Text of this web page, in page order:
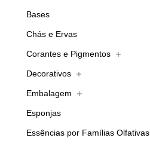
Bases
Chás e Ervas
Corantes e Pigmentos
Decorativos
Embalagem
Esponjas
Essências por Famílias Olfativas